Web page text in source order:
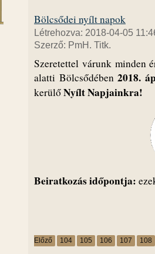
Bölcsődei nyílt napok
Létrehozva: 2018-04-05
Szerző: PmH. Titk.
Szeretettel várunk minden
alatti Bölcsődében2018.
kerülőNyílt Napjainkra!
Beiratkozás időpontja:
Előző 104 105 106 107 108